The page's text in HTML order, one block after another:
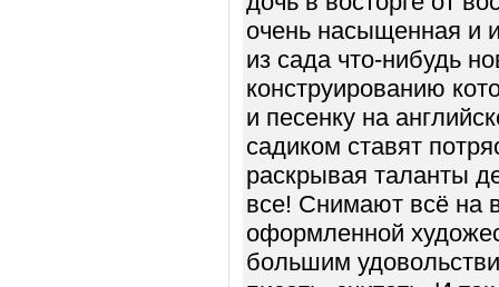
очень насыщенная и
из сада что-нибудь
конструированию
и песенку на
садиком ставят
раскрывая таланты
все! Снимают всё на
оформленной
большим